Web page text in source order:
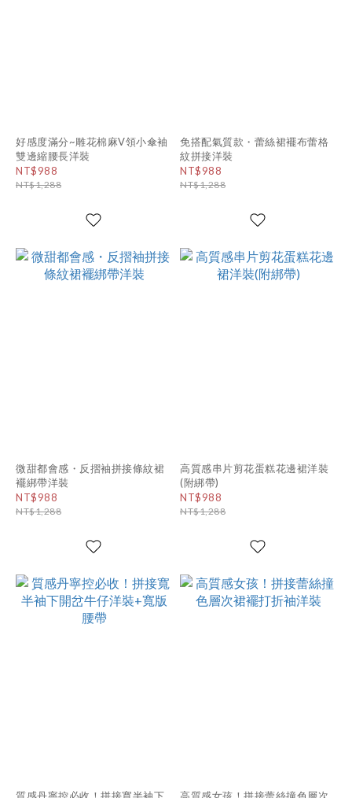
好感度滿分~雕花棉麻V領小傘袖
雙邊縮腰長洋裝
NT$988
NT$1,288
免搭配氣質款・蕾絲裙襬布蕾格
紋拼接洋裝
NT$988
NT$1,288
微甜都會感・反摺袖拼接條紋裙
襬綁帶洋裝
NT$988
NT$1,288
高質感串片剪花蛋糕花邊裙洋裝
(附綁帶)
NT$988
NT$1,288